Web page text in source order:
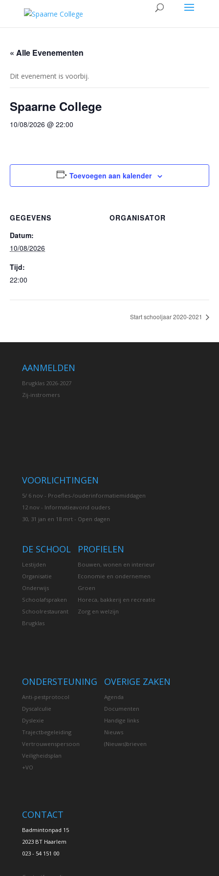
« Alle Evenementen
Dit evenement is voorbij.
Spaarne College
10/08/2026 @ 22:00
Toevoegen aan kalender
GEGEVENS
Datum:
10/08/2026
Tijd:
22:00
ORGANISATOR
Start schooljaar 2020-2021
AANMELDEN
Brugklas 2026-2027
Zij-instromers
VOORLICHTINGEN
5/ 6 nov - Proefles-/ouderinformatiemiddagen
12 nov - Informatieavond ouders
30, 31 jan en 18 mrt - Open dagen
DE SCHOOL
Lestijden
Organisatie
Onderwijs
Schoolafspraken
Schoolrestaurant
Brugklas
PROFIELEN
Bouwen, wonen en interieur
Economie en ondernemen
Groen
Horeca, bakkerij en recreatie
Zorg en welzijn
ONDERSTEUNING
Anti-pestprotocol
Dyscalculie
Dyslexie
Trajectbegeleiding
Vertrouwenspersoon
Veiligheidsplan
+VO
OVERIGE ZAKEN
Agenda
Documenten
Handige links
Nieuws
(Nieuws)brieven
CONTACT
Badmintonpad 15
2023 BT Haarlem
023 - 54 151 00